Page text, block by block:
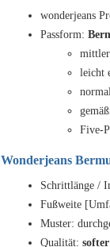
wonderjeans
Passform:
leicht
Five-
Wonderjeans
Schrittlänge /
Fußweite
Muster:
Qualität: